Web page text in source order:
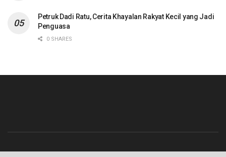
Petruk Dadi Ratu, Cerita Khayalan Rakyat Kecil yang Jadi
Penguasa
0 SHARES